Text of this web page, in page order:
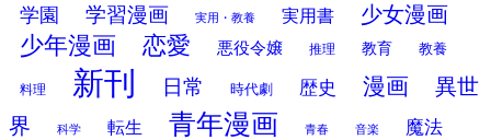
学園 学習漫画 実用・教養 実用書 少女漫画
少年漫画 恋愛 悪役令嬢 推理 教育 教養
料理 新刊 日常 時代劇 歴史 漫画
異世
界
科学 転生 青年漫画 青春 音楽 魔法